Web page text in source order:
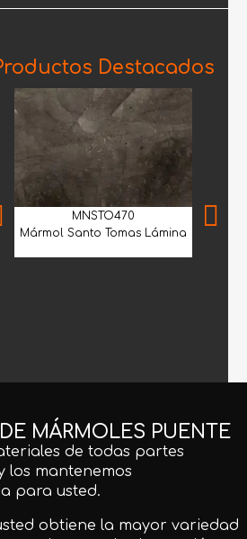
Destacados
MNSTO470
Mármol Santo Tomas Lámina
MÁRMOLES PUENTE
de todas partes
los mantenemos
para usted.
obtiene la mayor variedad